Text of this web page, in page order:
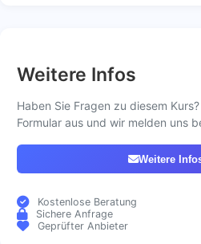
Weitere Infos
Haben Sie Fragen zu diesem
Formular aus und wir melden uns
Weitere
Kostenlose Beratung
Sichere Anfrage
Geprüfter Anbieter